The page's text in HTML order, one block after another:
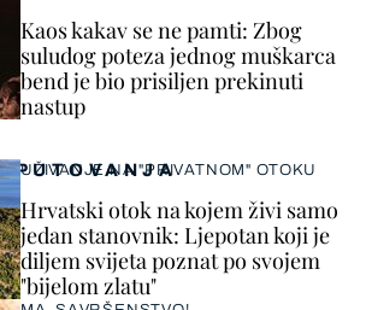
Kaos kakav se ne pamti: Zbog
suludog poteza jednog muškarca
bend je bio prisiljen prekinuti
nastup
PUTOVANJA
UŽIVANJE NA "PRIVATNOM" OTOKU
Hrvatski otok na kojem živi samo
jedan stanovnik: Ljepotan koji je
diljem svijeta poznat po svojem
"bijelom zlatu"